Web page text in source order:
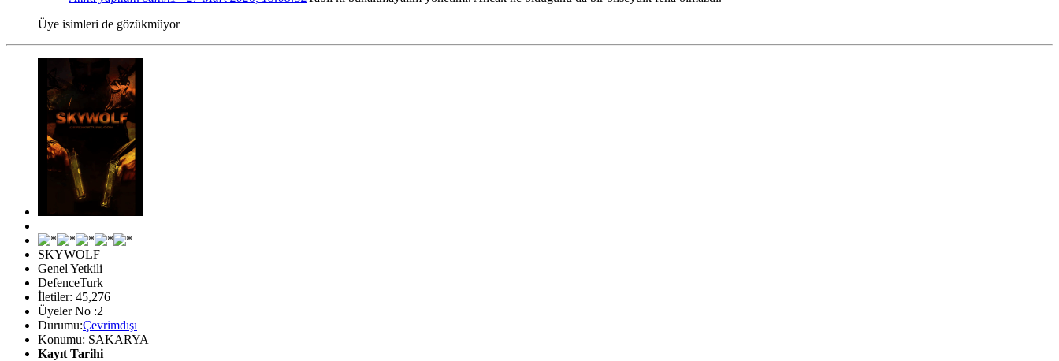
Üye isimleri de gözükmüyor
SKYWOLF
Genel Yetkili
DefenceTurk
İletiler: 45,276
Üyeler No :2
Durumu:Çevrimdışı
Konumu: SAKARYA
Kayıt Tarihi